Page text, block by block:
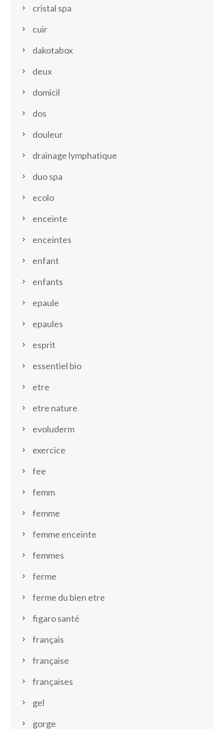
cristal spa
cuir
dakotabox
deux
domicil
dos
douleur
drainage lymphatique
duo spa
ecolo
enceinte
enceintes
enfant
enfants
epaule
epaules
esprit
essentiel bio
etre
etre nature
evoluderm
exercice
fee
femm
femme
femme enceinte
femmes
ferme
ferme du bien etre
figaro santé
français
française
françaises
gel
gorge